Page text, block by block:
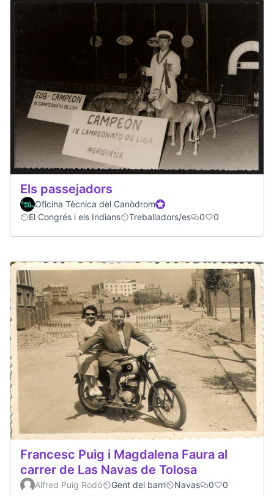
Els passejadors
Oficina Tècnica del CanòdromOfficial participant
El Congrés i els Indians
Treballadors/es 0 0
Francesc Puig i Magdalena Faura al
carrer de Las Navas de Tolosa
Alfred Puig Rodó Gent del barri Navas 0 0